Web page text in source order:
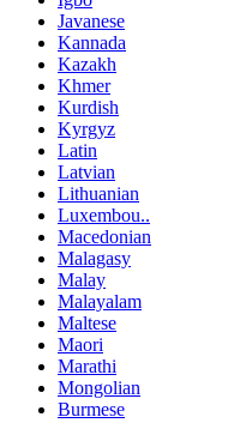
Javanese
Kannada
Kazakh
Khmer
Kurdish
Kyrgyz
Latin
Latvian
Lithuanian
Luxembou..
Macedonian
Malagasy
Malay
Malayalam
Maltese
Maori
Marathi
Mongolian
Burmese